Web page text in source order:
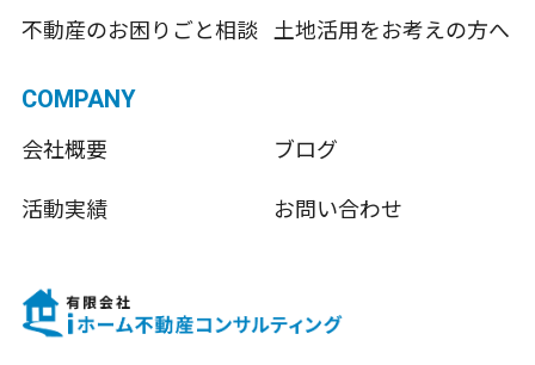
不動産のお困りごと相談 土地活用をお考えの方へ
COMPANY
会社概要
ブログ
活動実績
お問い合わせ